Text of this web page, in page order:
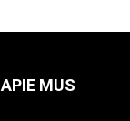
APIE MUS